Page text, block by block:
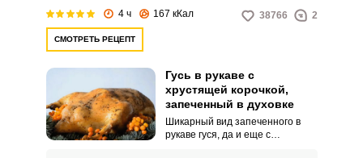
замечательное блюдо и удивить
ваших гостей.
4 ч 167 кКал 38766 2
СМОТРЕТЬ РЕЦЕПТ
Гусь в рукаве с
хрустящей корочкой,
запеченный в духовке
Шикарный вид запеченного в
рукаве гуся, да и еще с